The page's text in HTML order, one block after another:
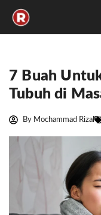
content
7 Buah
Tubuh di
By Mochammad Rizal